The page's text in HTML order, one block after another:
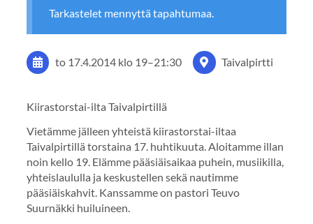
Tarkastelet mennyttä tapahtumaa.
to 17.4.2014 klo 19–21:30 Taivalpirtti
Kiirastorstai-ilta Taivalpirtillä
Vietämme jälleen yhteistä kiirastorstai-iltaa
Taivalpirtillä torstaina 17. huhtikuuta. Aloitamme illan
noin kello 19. Elämme pääsiäisaikaa puhein, musiikilla,
yhteislaululla ja keskustellen sekä nautimme
pääsiäiskahvit. Kanssamme on pastori Teuvo
Suurnäkki huiluineen.